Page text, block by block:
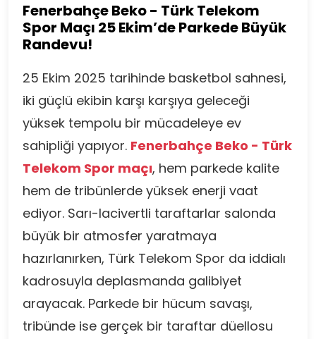
Fenerbahçe Beko - Türk Telekom
Spor Maçı 25 Ekim’de Parkede Büyük
Randevu!
25 Ekim 2025 tarihinde basketbol sahnesi,
iki güçlü ekibin karşı karşıya geleceği
yüksek tempolu bir mücadeleye ev
sahipliği yapıyor. Fenerbahçe Beko - Türk
Telekom Spor maçı, hem parkede kalite
hem de tribünlerde yüksek enerji vaat
ediyor. Sarı-lacivertli taraftarlar salonda
büyük bir atmosfer yaratmaya
hazırlanırken, Türk Telekom Spor da iddialı
kadrosuyla deplasmanda galibiyet
arayacak. Parkede bir hücum savaşı,
tribünde ise gerçek bir taraftar düellosu